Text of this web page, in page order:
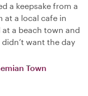
a keepsake from a
at a local cafe in
a beach town and
want the day
Town